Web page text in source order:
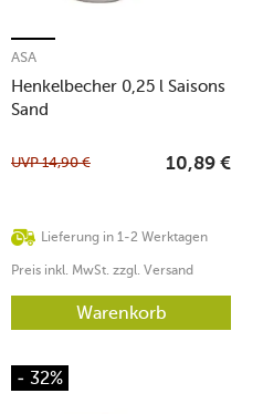
Henkelbecher 0,25 l Saisons
Sand
ASA
Lieferung in 1-2 Werktagen
UVP14,90 € 10,89 €
Preis inkl. MwSt. zzgl. Versand
Warenkorb
- 32%